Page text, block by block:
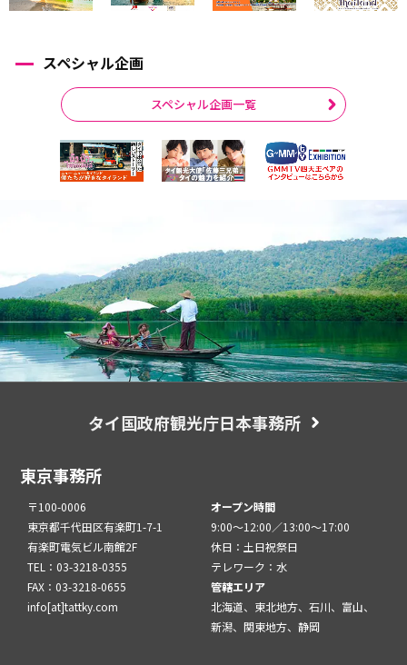
スペシャル企画
スペシャル企画一覧
タイ国政府観光庁日本事務所
東京事務所
〒100-0006
東京都千代田区有楽町1-7-1
有楽町電気ビル南館2F
TEL：03-3218-0355
FAX：03-3218-0655
info[at]tattky.com
オープン時間
9:00～12:00／13:00～17:00
休日：土日祝祭日
テレワーク：水
管轄エリア
北海道、東北地方、石川、富山、
新潟、関東地方、静岡